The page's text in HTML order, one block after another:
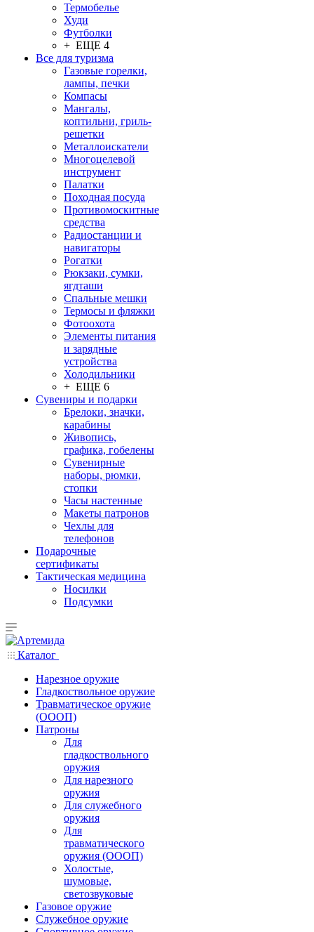
Термобелье
Худи
Футболки
+ ЕЩЕ 4
Все для туризма
Газовые горелки,
лампы, печки
Компасы
Мангалы,
коптильни, гриль-
решетки
Металлоискатели
Многоцелевой
инструмент
Палатки
Походная посуда
Противомоскитные
средства
Радиостанции и
навигаторы
Рогатки
Рюкзаки, сумки,
ягдташи
Спальные мешки
Термосы и фляжки
Фотоохота
Элементы питания
и зарядные
устройства
Холодильники
+ ЕЩЕ 6
Сувениры и подарки
Брелоки, значки,
карабины
Живопись,
графика, гобелены
Сувенирные
наборы, рюмки,
стопки
Часы настенные
Макеты патронов
Чехлы для
телефонов
Подарочные
сертификаты
Тактическая медицина
Носилки
Подсумки
Каталог
Нарезное оружие
Гладкоствольное оружие
Травматическое оружие
(ОООП)
Патроны
Для
гладкоствольного
оружия
Для нарезного
оружия
Для служебного
оружия
Для
травматического
оружия (ОООП)
Холостые,
шумовые,
светозвуковые
Газовое оружие
Служебное оружие